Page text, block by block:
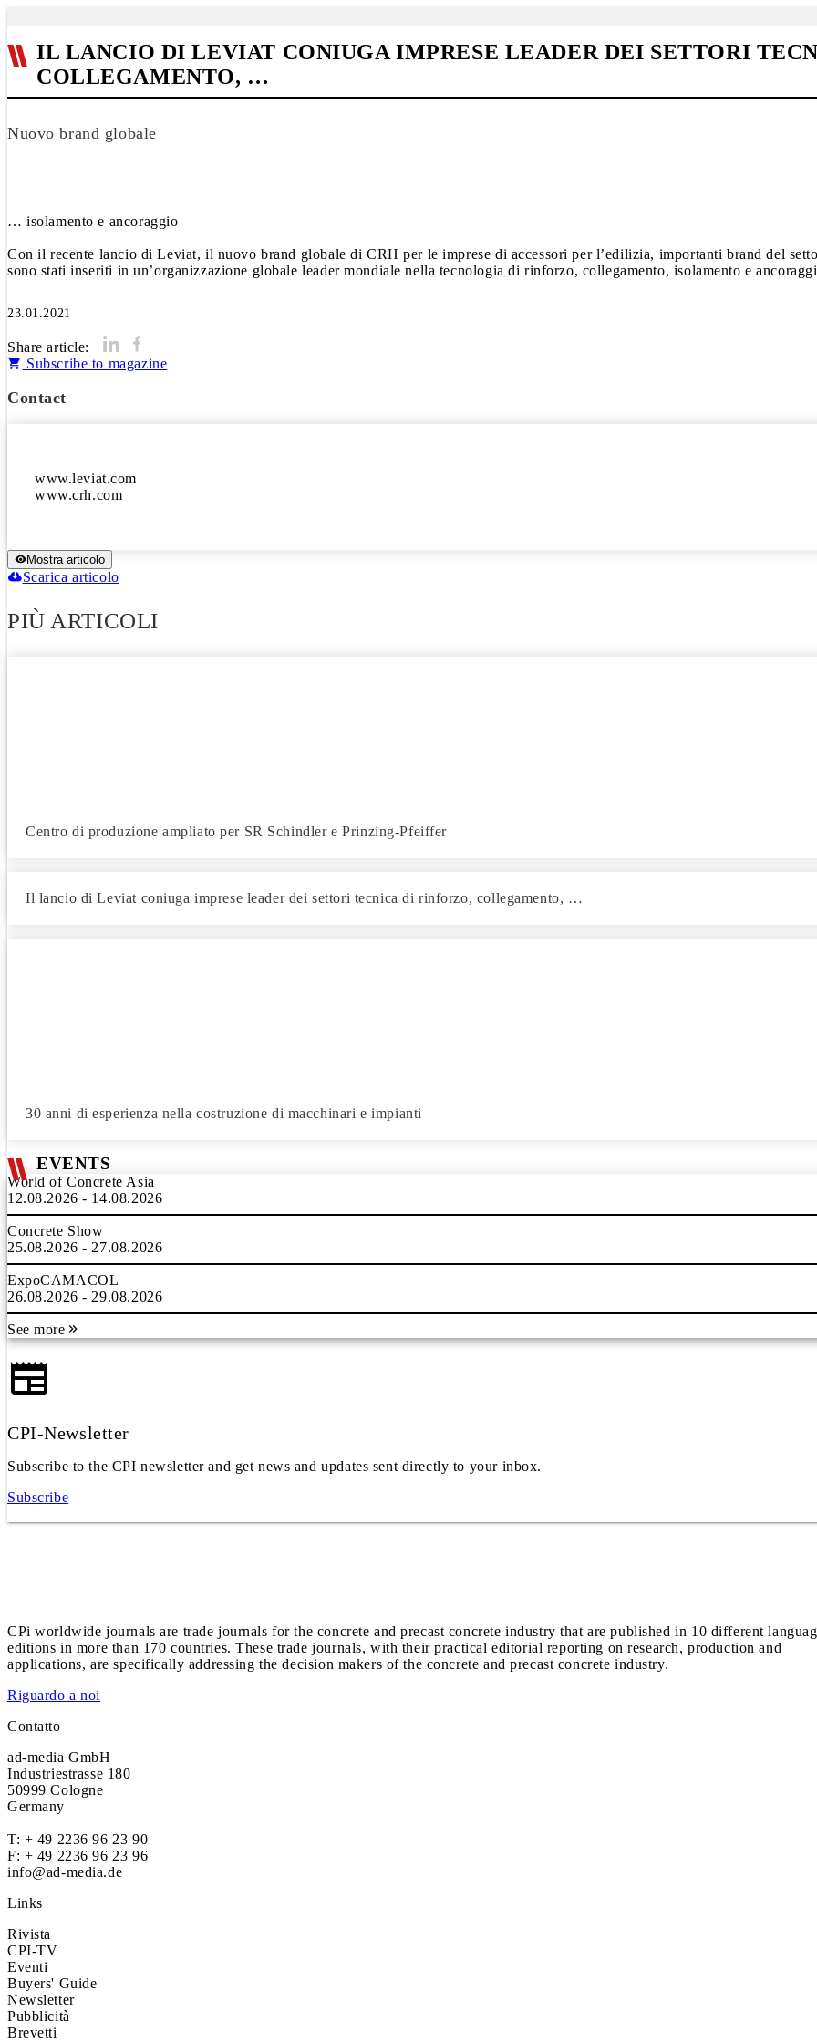
IL LANCIO DI LEVIAT CONIUGA IMPRESE LEADER DEI SETTORI
COLLEGAMENTO, …
Nuovo brand globale
… isolamento e ancoraggio
Con il recente lancio di Leviat, il nuovo brand globale di CRH per le imprese di accessori per l’edilizia, importanti brand del
sono stati inseriti in un’organizzazione globale leader mondiale nella tecnologia di rinforzo, collegamento, isolamento e
23.01.2021
Share article:
Subscribe to magazine
Contact
www.leviat.com
www.crh.com
Mostra articolo
Scarica articolo
PIÙ ARTICOLI
Centro di produzione ampliato per SR Schindler e Prinzing-Pfeiffer
Il lancio di Leviat coniuga imprese leader dei settori tecnica di rinforzo, collegamento, …
30 anni di esperienza nella costruzione di macchinari e impianti
EVENTS
World of Concrete Asia
12.08.2026 - 14.08.2026
Concrete Show
25.08.2026 - 27.08.2026
ExpoCAMACOL
26.08.2026 - 29.08.2026
See more
CPI-Newsletter
Subscribe to the CPI newsletter and get news and updates sent directly to your inbox.
Subscribe
CPi worldwide journals are trade journals for the concrete and precast concrete industry that are published in 10 different
editions in more than 170 countries. These trade journals, with their practical editorial reporting on research, production and
applications, are specifically addressing the decision makers of the concrete and precast concrete industry.
Riguardo a noi
Contatto
ad-media GmbH
Industriestrasse 180
50999 Cologne
Germany
T: + 49 2236 96 23 90
F: + 49 2236 96 23 96
info@ad-media.de
Links
Rivista
CPI-TV
Eventi
Buyers' Guide
Newsletter
Pubblicità
Brevetti